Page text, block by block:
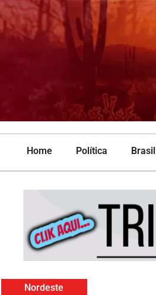
Home Política Brasil
Nordeste